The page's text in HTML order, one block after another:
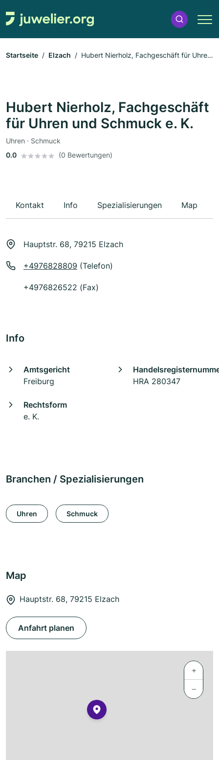
Startseite Elzach
Hubert Nierholz, Fachgeschäft für Uhren
Hubert Nierholz, Fachgeschäft
für Uhren und Schmuck e. K.
Uhren · Schmuck
0.0
(0 Bewertungen)
Kontakt Info Spezialisierungen Map
Hauptstr. 68, 79215 Elzach
+4976828809 (Telefon)
+4976826522 (Fax)
Info
Amtsgericht
Freiburg
HRA 280347
Rechtsform
e. K.
Branchen / Spezialisierungen
Uhren Schmuck
Map
Hauptstr. 68, 79215 Elzach
Anfahrt planen
+
−